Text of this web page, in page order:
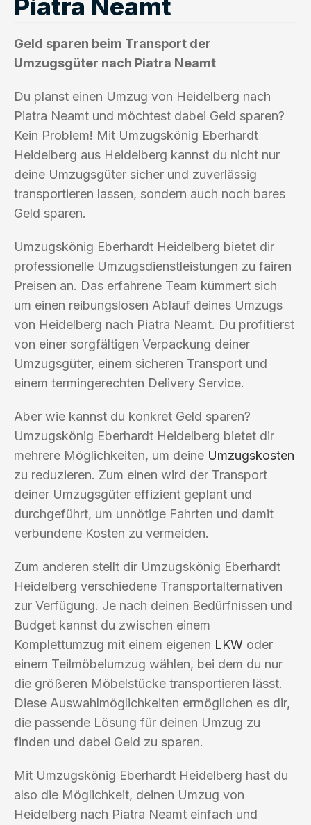
Piatra Neamt
Geld sparen beim Transport der
Umzugsgüter nach Piatra Neamt
Du planst einen Umzug von Heidelberg nach
Piatra Neamt und möchtest dabei Geld sparen?
Kein Problem! Mit Umzugskönig Eberhardt
Heidelberg aus Heidelberg kannst du nicht nur
deine Umzugsgüter sicher und zuverlässig
transportieren lassen, sondern auch noch bares
Geld sparen.
Umzugskönig Eberhardt Heidelberg bietet dir
professionelle Umzugsdienstleistungen zu fairen
Preisen an. Das erfahrene Team kümmert sich
um einen reibungslosen Ablauf deines Umzugs
von Heidelberg nach Piatra Neamt. Du profitierst
von einer sorgfältigen Verpackung deiner
Umzugsgüter, einem sicheren Transport und
einem termingerechten Delivery Service.
Aber wie kannst du konkret Geld sparen?
Umzugskönig Eberhardt Heidelberg bietet dir
mehrere Möglichkeiten, um deine Umzugskosten
zu reduzieren. Zum einen wird der Transport
deiner Umzugsgüter effizient geplant und
durchgeführt, um unnötige Fahrten und damit
verbundene Kosten zu vermeiden.
Zum anderen stellt dir Umzugskönig Eberhardt
Heidelberg verschiedene Transportalternativen
zur Verfügung. Je nach deinen Bedürfnissen und
Budget kannst du zwischen einem
Komplettumzug mit einem eigenen LKW oder
einem Teilmöbelumzug wählen, bei dem du nur
die größeren Möbelstücke transportieren lässt.
Diese Auswahlmöglichkeiten ermöglichen es dir,
die passende Lösung für deinen Umzug zu
finden und dabei Geld zu sparen.
Mit Umzugskönig Eberhardt Heidelberg hast du
also die Möglichkeit, deinen Umzug von
Heidelberg nach Piatra Neamt einfach und